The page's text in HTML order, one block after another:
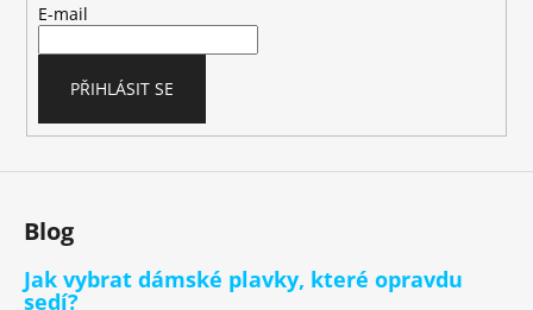
E-mail
PŘIHLÁSIT SE
Blog
Jak vybrat dámské plavky, které opravdu
sedí?